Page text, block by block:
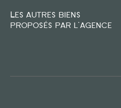
Les autres biens
proposés par l'agence